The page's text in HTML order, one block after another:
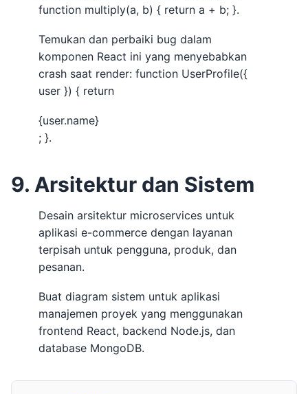
function multiply(a, b) { return a + b; }.
Temukan dan perbaiki bug dalam
komponen React ini yang menyebabkan
crash saat render: function UserProfile({
user }) { return
{user.name}
; }.
9. Arsitektur dan Sistem
Desain arsitektur microservices untuk
aplikasi e-commerce dengan layanan
terpisah untuk pengguna, produk, dan
pesanan.
Buat diagram sistem untuk aplikasi
manajemen proyek yang menggunakan
frontend React, backend Node.js, dan
database MongoDB.